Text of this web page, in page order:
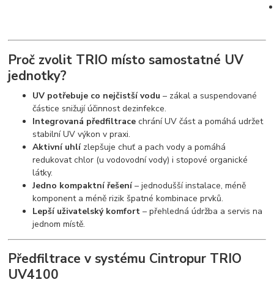
Proč zvolit TRIO místo samostatné UV
jednotky?
UV potřebuje co nejčistší vodu – zákal a suspendované
částice snižují účinnost dezinfekce.
Integrovaná předfiltrace chrání UV část a pomáhá udržet
stabilní UV výkon v praxi.
Aktivní uhlízlepšuje chuť a pach vody a pomáhá
redukovat chlor (u vodovodní vody) i stopové organické
látky.
Jedno kompaktní řešení– jednodušší instalace, méně
komponent a méně rizik špatné kombinace prvků.
Lepší uživatelský komfort – přehledná údržba a servis na
jednom místě.
Předfiltrace v systému Cintropur TRIO
UV4100